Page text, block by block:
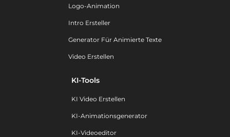
Logo-Animation
Intro Ersteller
Generator Für Animierte Texte
Video Erstellen
KI-Tools
KI Video Erstellen
KI-Animationsgenerator
KI-Videoeditor